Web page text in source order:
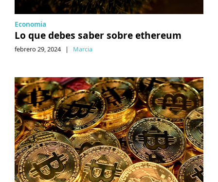
Economia
Lo que debes saber sobre ethereum
febrero 29, 2024 | Marcia